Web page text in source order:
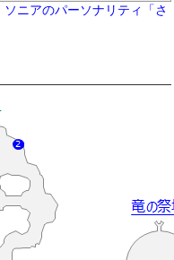
ソニアのパーソナリティ「さ